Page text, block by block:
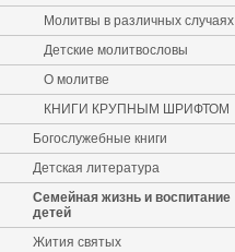
Молитвы в различных случаях
Детские молитвословы
О молитве
КНИГИ КРУПНЫМ ШРИФТОМ
Богослужебные книги
Детская литература
Семейная жизнь и воспитание
детей
Жития святых